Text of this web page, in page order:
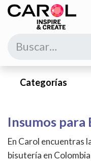
Ir al contenido
Categorías
Insumos para
En Carol encuentras
bisutería en